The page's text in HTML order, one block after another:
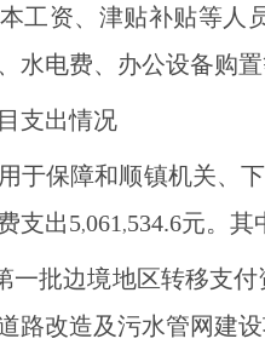
工资、津贴补贴等人
水电费、办公设备购
支出情况
于保障和顺镇机关、
支出5,061 ,534.6元。其
一批边境地区转移支付
路改造及污水管网建